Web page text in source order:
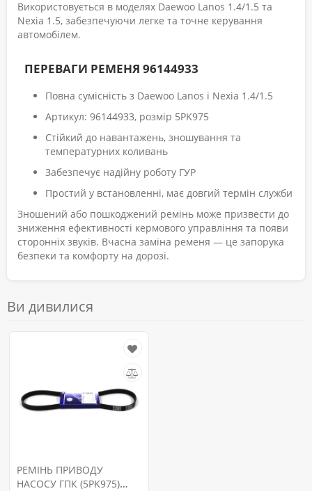
Використовується в моделях Daewoo Lanos 1.4/1.5 та
Nexia 1.5, забезпечуючи легке та точне керування
автомобілем.
ПЕРЕВАГИ РЕМЕНЯ 96144933
Повна сумісність з Daewoo Lanos і Nexia 1.4/1.5
Артикул: 96144933, розмір 5PK975
Стійкий до навантажень, зношування та
температурних коливань
Забезпечує надійну роботу ГУР
Простий у встановленні, має довгий термін служби
Зношений або пошкоджений ремінь може призвести до
зниження ефективності кермового управління та появи
сторонніх звуків. Вчасна заміна ременя — це запорука
безпеки та комфорту на дорозі.
Ви дивилися
РЕМІНЬ ПРИВОДУ
НАСОСУ ГПК (5PK975)